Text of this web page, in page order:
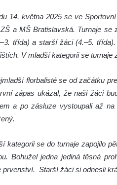
14. května 2025 se ve
a MŠ Bratislavská. Turnaje
třída) a starší žáci (4.–5.
V mladší kategorii se turnaje
florbalisté se od začátku
zápas ukázal, že naši žáci
a po zásluze vystoupali až
kategorii se do turnaje zapojilo
Bohužel jedna jediná těsná
prvenství. Starší žáci si odnesli